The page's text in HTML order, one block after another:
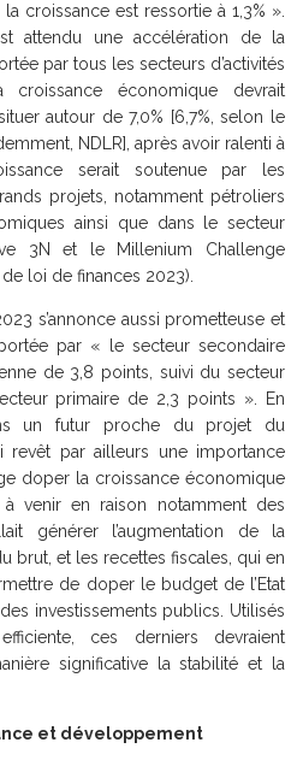
croissance est ressortie à 1,3% ».
attendu une accélération de la
par tous les secteurs d’activités
économique devrait
autour de 7,0% [6,7%, selon le
NDLR], après avoir ralenti à
serait soutenue par les
projets, notamment pétroliers
ainsi que dans le secteur
3N et le Millenium Challenge
loi de finances 2023).
s’annonce aussi prometteuse et
par « le secteur secondaire
de 3,8 points, suivi du secteur
primaire de 2,3 points ». En
un futur proche du projet du
revêt par ailleurs une importance
doper la croissance économique
venir en raison notamment des
générer l’augmentation de la
brut, et les recettes fiscales, qui en
de doper le budget de l’Etat
investissements publics. Utilisés
ces derniers devraient
significative la stabilité et la
et développement